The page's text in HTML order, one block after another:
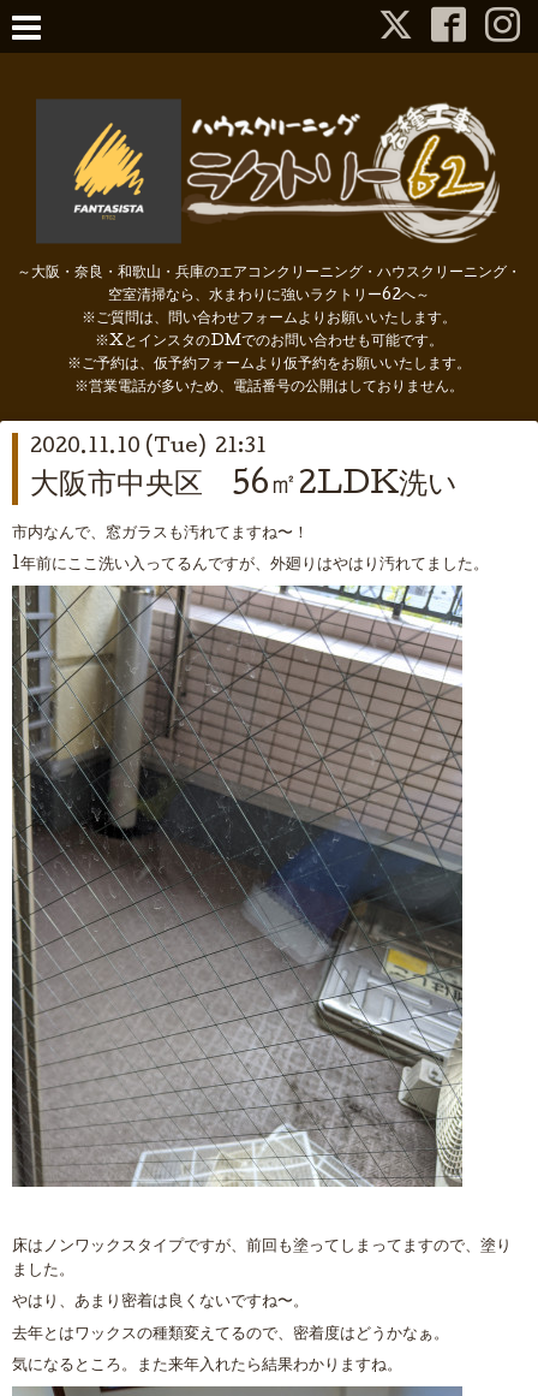
～大阪・奈良・和歌山・兵庫のエアコンクリーニング・ハウスクリーニング・
空室清掃なら、水まわりに強いラクトリー62へ～
※ご質問は、問い合わせフォームよりお願いいたします。
※XとインスタのDMでのお問い合わせも可能です。
※ご予約は、仮予約フォームより仮予約をお願いいたします。
※営業電話が多いため、電話番号の公開はしておりません。
2020.11.10 (Tue) 21:31
大阪市中央区 56㎡2LDK洗い
市内なんで、窓ガラスも汚れてますね〜！
1年前にここ洗い入ってるんですが、外廻りはやはり汚れてました。
床はノンワックスタイプですが、前回も塗ってしまってますので、塗り
ました。
やはり、あまり密着は良くないですね〜。
去年とはワックスの種類変えてるので、密着度はどうかなぁ。
気になるところ。また来年入れたら結果わかりますね。